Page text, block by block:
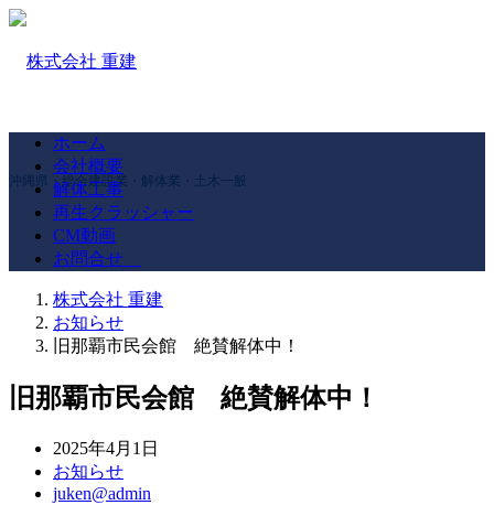
沖縄県・総合建設業・解体業・土木一般
ホーム
会社概要
解体工事
再生クラッシャー
CM動画
お問合せ
株式会社 重建
お知らせ
旧那覇市民会館 絶賛解体中！
旧那覇市民会館 絶賛解体中！
2025年4月1日
お知らせ
juken@admin